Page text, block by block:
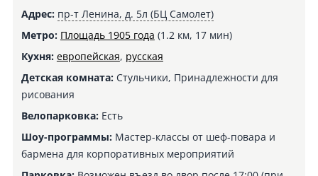
Адрес: пр-т Ленина, д. 5л (БЦ Самолет)
Метро: Площадь 1905 года (1.2 км, 17 мин)
Кухня: европейская, русская
Детская комната:Стульчики, Принадлежности для
рисования
Велопарковка:Есть
Шоу-программы:Мастер-классы от шеф-повара и
бармена для корпоративных мероприятий